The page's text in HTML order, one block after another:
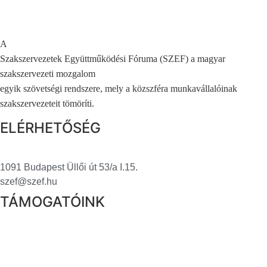
A
Szakszervezetek Együttműködési Fóruma (SZEF) a magyar
szakszervezeti mozgalom
egyik szövetségi rendszere, mely a közszféra munkavállalóinak
szakszervezeteit tömöríti.
ELÉRHETŐSÉG
1091 Budapest Üllői út 53/a I.15.
szef@szef.hu
TÁMOGATÓINK